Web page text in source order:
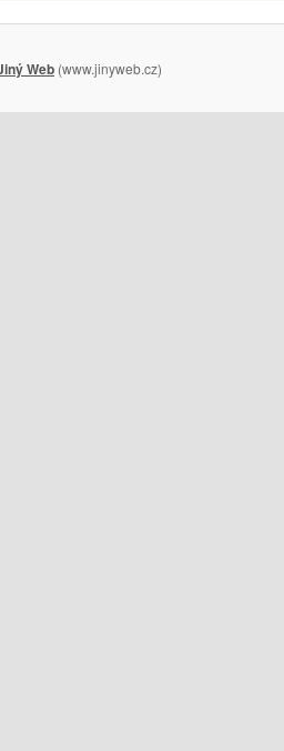
Web (www.jinyweb.cz)